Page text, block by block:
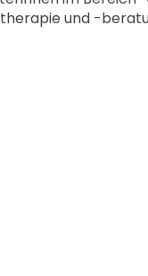
und -